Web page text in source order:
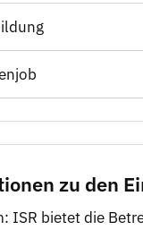
zu den
ISR bietet die